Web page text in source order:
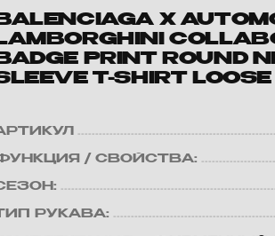
X
PRINT ROUND
T-SHIRT
/ СВОЙСТВА:
РУКАВА: